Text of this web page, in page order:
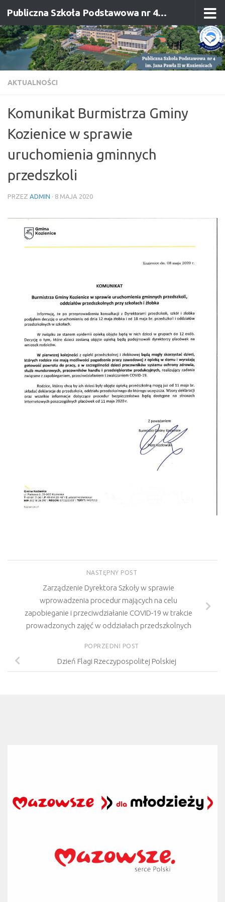
Przejdź do treści Publiczna Szkoła Podstawowa nr 4 im. Jana Pawła II w Kozienicach
AKTUALNOŚCI
Komunikat Burmistrza Gminy
Kozienice w sprawie
uruchomienia gminnych
przedszkoli
PRZEZ ADMIN · 8 MAJA 2020
NASTĘPNY POST
Zarządzenie Dyrektora Szkoły w sprawie
wprowadzenia procedur mających na celu
zapobieganie i przeciwdziałanie COVID-19 w trakcie
prowadzonych zajęć w oddziałach przedszkolnych
POPRZEDNI POST
Dzień Flagi Rzeczypospolitej Polskiej